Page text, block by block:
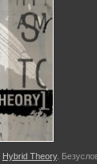
Hybrid Theory.